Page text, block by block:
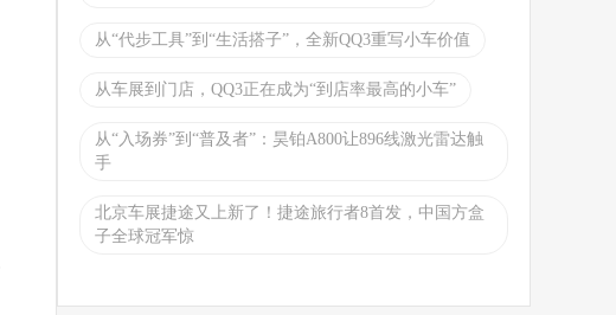
从“代步工具”到“生活搭子”，全新QQ3重写小车价值
从车展到门店，QQ3正在成为“到店率最高的小车”
从“入场券”到“普及者”：昊铂A800让896线激光雷达触
手
北京车展捷途又上新了！捷途旅行者8首发，中国方盒
子全球冠军惊